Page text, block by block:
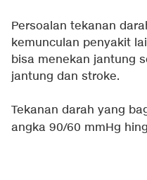
Persoalan tekanan
kemunculan penyakit
bisa menekan jantung
jantung dan stroke.
Tekanan darah yang
angka 90/60 mmHg